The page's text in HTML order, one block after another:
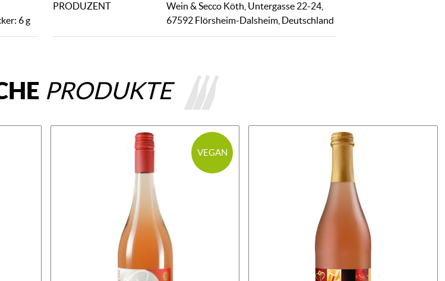
6 g
PRODUZENT
Wein & Secco Köth, Untergasse 22-24,
67592 Flörsheim-Dalsheim, Deutschland
PRODUKTE
VEGAN